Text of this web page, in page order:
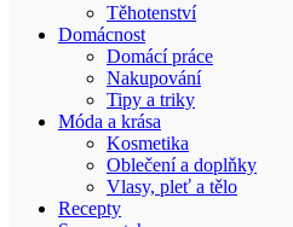
Těhotenství
Domácnost
Domácí práce
Nakupování
Tipy a triky
Móda a krása
Kosmetika
Oblečení a doplňky
Vlasy, pleť a tělo
Recepty